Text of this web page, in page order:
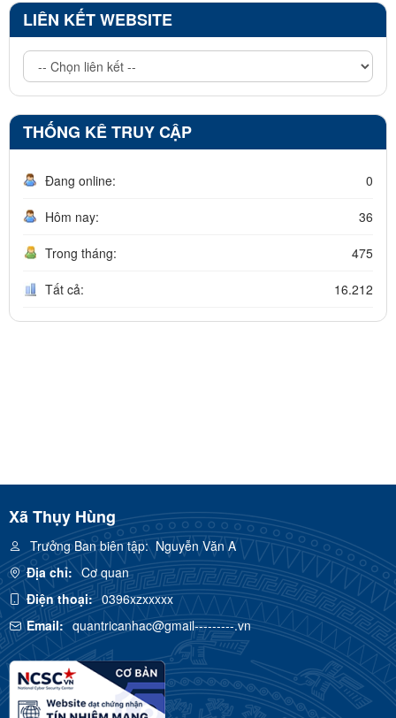
LIÊN KẾT WEBSITE
THỐNG KÊ TRUY CẬP
Đang online: 0
Hôm nay: 36
Trong tháng: 475
Tất cả: 16.212
Xã Thụy Hùng
Trưởng Ban biên tập:Nguyễn Văn A
Địa chỉ: Cơ quan
Điện thoại: 0396xzxxxxx
Email: quantricanhac@gmail---------.vn